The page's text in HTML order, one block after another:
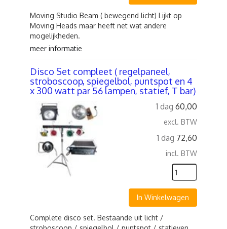
Moving Studio Beam ( bewegend licht) Lijkt op
Moving Heads maar heeft net wat andere
mogelijkheden.
meer informatie
Disco Set compleet ( regelpaneel,
stroboscoop, spiegelbol, puntspot en 4
x 300 watt par 56 lampen, statief, T bar)
1 dag 60,00
excl. BTW
1 dag 72,60
incl. BTW
In Winkelwagen
Complete disco set. Bestaande uit licht /